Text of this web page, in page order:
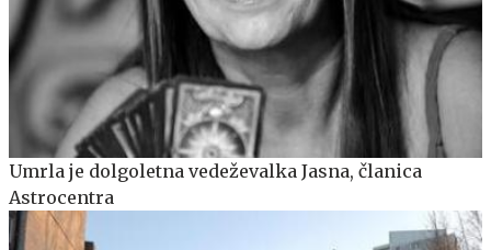
Umrla je dolgoletna vedeževalka Jasna, članica
Astrocentra